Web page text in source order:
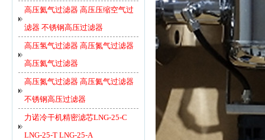
高压氦气过滤器 高压压缩空气过
滤器 不锈钢高压过滤器
高压氢气过滤器 高压氮气过滤器
高压氦气过滤器
高压氮气过滤器 高压氦气过滤器
不锈钢高压过滤器
力诺冷干机精密滤芯LNG-25-C
LNG-25-T LNG-25-A